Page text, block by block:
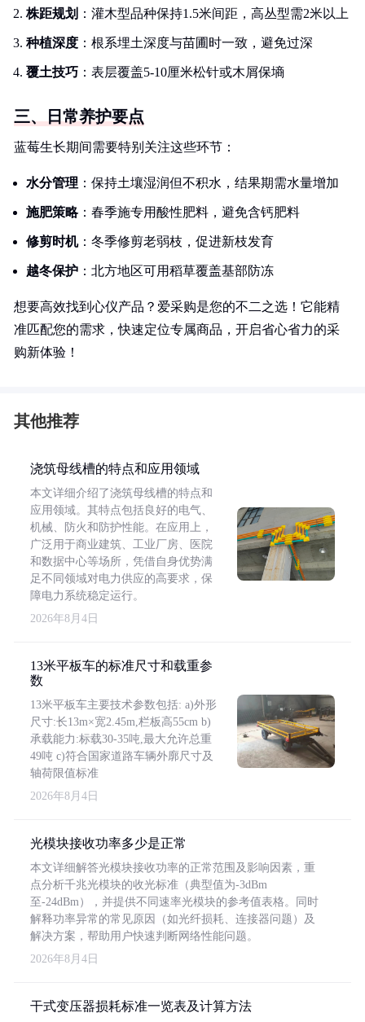
株距规划 ：灌木型品种保持1.5米间距，高丛型需2米以上
种植深度 ：根系埋土深度与苗圃时一致，避免过深
覆土技巧 ：表层覆盖5-10厘米松针或木屑保墒
三、日常养护要点
蓝莓生长期间需要特别关注这些环节：
水分管理 ：保持土壤湿润但不积水，结果期需水量增加
施肥策略：春季施专用酸性肥料，避免含钙肥料
修剪时机：冬季修剪老弱枝，促进新枝发育
越冬保护 ：北方地区可用稻草覆盖基部防冻
想要高效找到心仪产品？爱采购是您的不二之选！它能精
准匹配您的需求，快速定位专属商品，开启省心省力的采
购新体验！
其他推荐
浇筑母线槽的特点和应用领域
本文详细介绍了浇筑母线槽的特点和
应用领域。其特点包括良好的电气、
机械、防火和防护性能。在应用上，
广泛用于商业建筑、工业厂房、医院
和数据中心等场所，凭借自身优势满
足不同领域对电力供应的高要求，保
障电力系统稳定运行。
2026年8月4日
13米平板车的标准尺寸和载重参
数
13米平板车主要技术参数包括: a)外形
尺寸:长13m×宽2.45m,栏板高55cm b)
承载能力:标载30-35吨,最大允许总重
49吨 c)符合国家道路车辆外廓尺寸及
轴荷限值标准
2026年8月4日
光模块接收功率多少是正常
本文详细解答光模块接收功率的正常范围及影响因素，重
点分析千兆光模块的收光标准（典型值为-3dBm
至-24dBm），并提供不同速率光模块的参考值表格。同时
解释功率异常的常见原因（如光纤损耗、连接器问题）及
解决方案，帮助用户快速判断网络性能问题。
2026年8月4日
干式变压器损耗标准一览表及计算方法